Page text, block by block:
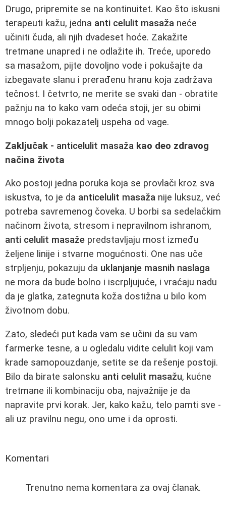
Drugo, pripremite se na kontinuitet. Kao što iskusni
terapeuti kažu, jedna anti celulit masaža neće
učiniti čuda, ali njih dvadeset hoće. Zakažite
tretmane unapred i ne odlažite ih. Treće, uporedo
sa masažom, pijte dovoljno vode i pokušajte da
izbegavate slanu i prerađenu hranu koja zadržava
tečnost. I četvrto, ne merite se svaki dan - obratite
pažnju na to kako vam odeća stoji, jer su obimi
mnogo bolji pokazatelj uspeha od vage.
Zaključak - anticelulit masaža kao deo zdravog
načina života
Ako postoji jedna poruka koja se provlači kroz sva
iskustva, to je da anticelulit masaža nije luksuz, već
potreba savremenog čoveka. U borbi sa sedelačkim
načinom života, stresom i nepravilnom ishranom,
anti celulit masaže predstavljaju most između
željene linije i stvarne mogućnosti. One nas uče
strpljenju, pokazuju da uklanjanje masnih naslaga
ne mora da bude bolno i iscrpljujuće, i vraćaju nadu
da je glatka, zategnuta koža dostižna u bilo kom
životnom dobu.
Zato, sledeći put kada vam se učini da su vam
farmerke tesne, a u ogledalu vidite celulit koji vam
krade samopouzdanje, setite se da rešenje postoji.
Bilo da birate salonsku anti celulit masažu, kućne
tretmane ili kombinaciju oba, najvažnije je da
napravite prvi korak. Jer, kako kažu, telo pamti sve -
ali uz pravilnu negu, ono ume i da oprosti.
Komentari
Trenutno nema komentara za ovaj članak.